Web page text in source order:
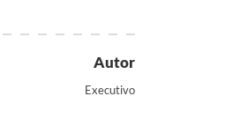
Autor
Executivo